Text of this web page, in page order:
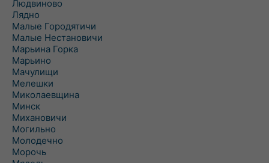
Людвиново
Лядно
Малые Городятичи
Малые Нестановичи
Марьина Горка
Марьино
Мачулищи
Мелешки
Миколаевщина
Минск
Михановичи
Могильно
Молодечно
Морочь